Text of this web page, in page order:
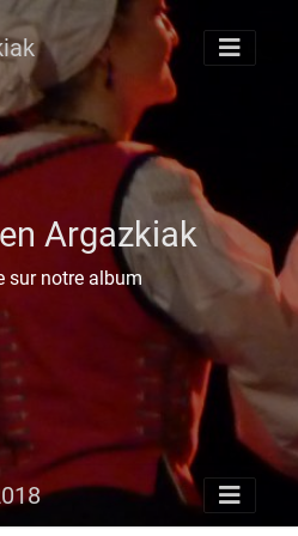
Argazkiak
sur notre album